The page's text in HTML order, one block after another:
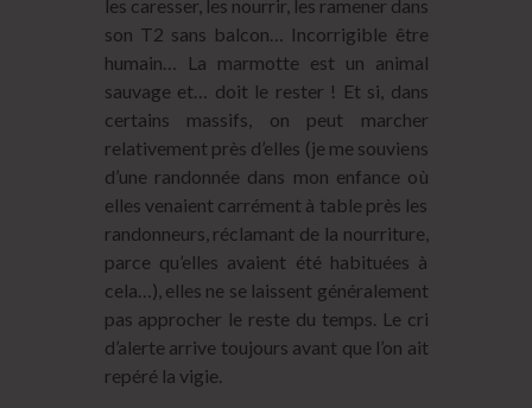
les caresser, les nourrir, les ramener dans
son T2 sans balcon… Incorrigible être
humain… La marmotte est un animal
sauvage et… doit le rester ! Et si, dans
certains massifs, on peut marcher
relativement près d’elles (je me souviens
d’une randonnée dans mon enfance où
elles venaient carrément à table près les
randonneurs, réclamant de la nourriture,
parce qu’elles avaient été habituées à
cela…), elles ne se laissent généralement
pas approcher le reste du temps. Le cri
d’alerte arrive toujours avant que l’on ait
repéré la vigie.